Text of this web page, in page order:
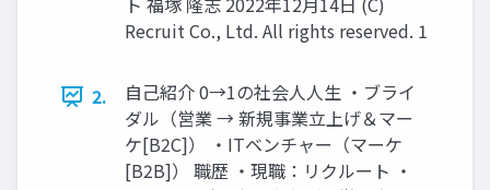
Recruit Co., Ltd. All rights reserved. 1
2.
自己紹介 0→1の社会人人生 ・ブライ
ダル（営業 → 新規事業立上げ＆マー
ケ[B2C]） ・ITベンチャー（マーケ
[B2B]） 職歴 ・現職：リクルート ・